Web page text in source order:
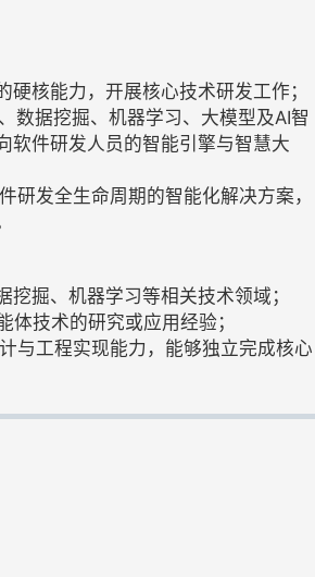
硬核能力，开展核心技术研发工作；
数据挖掘、机器学习、大模型及AI智
软件研发人员的智能引擎与智慧大
研发全生命周期的智能化解决方案，
挖掘、机器学习等相关技术领域；
体技术的研究或应用经验；
与工程实现能力，能够独立完成核心